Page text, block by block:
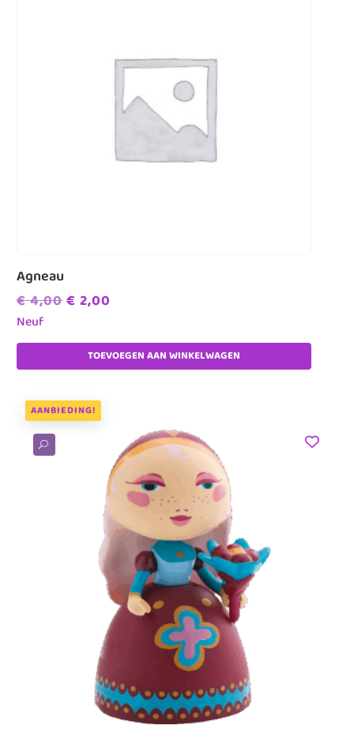
Agneau
€4,00Oorspronkelijke
was:
€ 4,00.
€ 2,00
is:
€ 2,00.
Neuf
TOEVOEGEN AAN WINKELWAGEN
AANBIEDING!
U